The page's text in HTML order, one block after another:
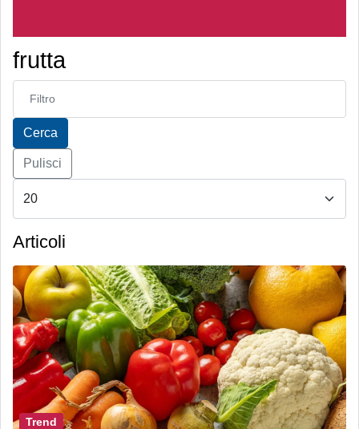
frutta
Inserisci parte del titolo
Cerca
Pulisci
Articoli
Trend